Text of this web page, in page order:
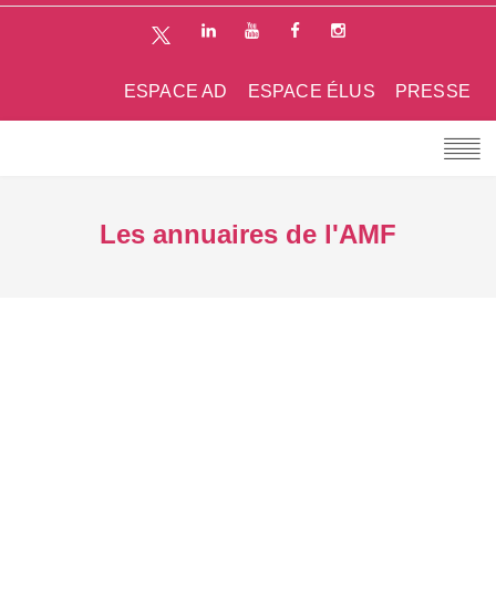
PRESSE
ESPACE ÉLUS
ESPACE AD
Les annuaires de l'AMF